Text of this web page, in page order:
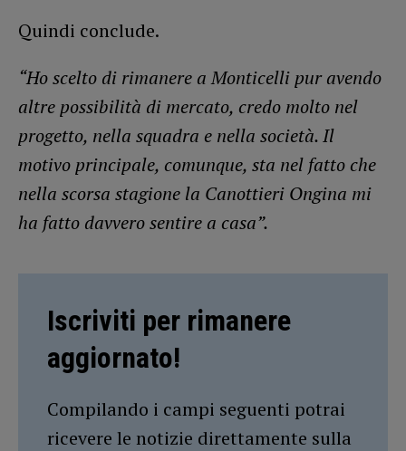
Quindi conclude.
“Ho scelto di rimanere a Monticelli pur avendo
altre possibilità di mercato, credo molto nel
progetto, nella squadra e nella società. Il
motivo principale, comunque, sta nel fatto che
nella scorsa stagione la Canottieri Ongina mi
ha fatto davvero sentire a casa”.
Iscriviti per rimanere
aggiornato!
Compilando i campi seguenti potrai
ricevere le notizie direttamente sulla